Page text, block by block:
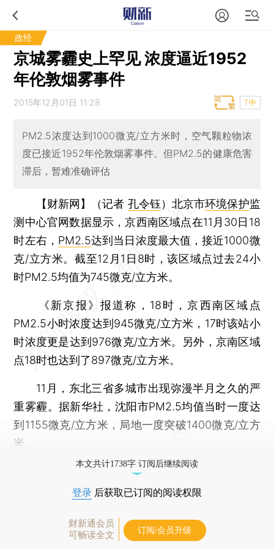
政经
京城雾霾史上罕见 浓度逼近1952
年伦敦烟雾事件
2015年12月01日 11:28 T中
PM2.5浓度达到1000微克/立方米时，空气颗粒物浓
度已接近1952年伦敦烟雾事件。但PM2.5的健康危害
滞后，暂难准确评估
【财新网】（记者 孔令钰） 北京市环境保护监
测中心官网数据显示，京西南区域点在11月30日18
时左右， PM2.5达到当日浓度最大值，接近1000微
克/立方米。截至12月1日8时，该区域点过去24小
时PM2.5均值为745微克/立方米。
《新京报》报道称，18时，京西南区域点
PM2.5小时浓度达到945微克/立方米，17时该站小
时浓度更是达到976微克/立方米。另外，京南区域
点18时也达到了897微克/立方米。
11月，东北三省多城市出现弥漫半月之久的严
重雾霾。据新华社，沈阳市PM2.5均值当时一度达
到1155微克/立方米，局地一度突破1400微克/立方
米。
本文共计1738字 订阅后继续阅读
登录 后获取已订阅的阅读权限
财新通会员
可畅读全文
订阅/会员升级